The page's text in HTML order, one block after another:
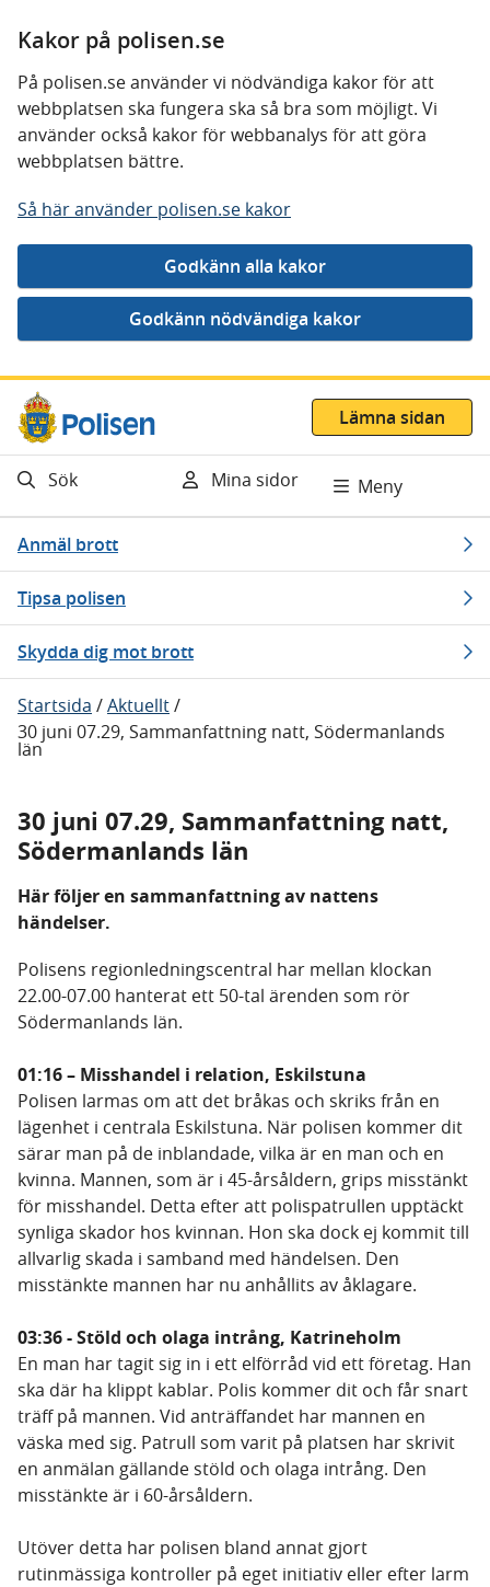
Kakor på polisen.se
På polisen.se använder vi nödvändiga kakor för att
webbplatsen ska fungera ska så bra som möjligt. Vi
använder också kakor för webbanalys för att göra
webbplatsen bättre.
Så här använder polisen.se kakor
Gå direkt till innehåll
Lämna sidan
Sök Mina sidor Meny
Anmäl brott
Tipsa polisen
Skydda dig mot brott
Startsida /Aktuellt/
30 juni 07.29, Sammanfattning natt, Södermanlands
län
30 juni 07.29, Sammanfattning natt,
Södermanlands län
Här följer en sammanfattning av nattens
händelser.
Polisens regionledningscentral har mellan klockan
22.00-07.00 hanterat ett 50-tal ärenden som rör
Södermanlands län.
01:16 – Misshandel i relation, Eskilstuna
Polisen larmas om att det bråkas och skriks från en
lägenhet i centrala Eskilstuna. När polisen kommer dit
särar man på de inblandade, vilka är en man och en
kvinna. Mannen, som är i 45-årsåldern, grips misstänkt
för misshandel. Detta efter att polispatrullen upptäckt
synliga skador hos kvinnan. Hon ska dock ej kommit till
allvarlig skada i samband med händelsen. Den
misstänkte mannen har nu anhållits av åklagare.
03:36 - Stöld och olaga intrång, Katrineholm
En man har tagit sig in i ett elförråd vid ett företag. Han
ska där ha klippt kablar. Polis kommer dit och får snart
träff på mannen. Vid anträffandet har mannen en
väska med sig. Patrull som varit på platsen har skrivit
en anmälan gällande stöld och olaga intrång. Den
misstänkte är i 60-årsåldern.
Utöver detta har polisen bland annat gjort
rutinmässiga kontroller på eget initiativ eller efter larm